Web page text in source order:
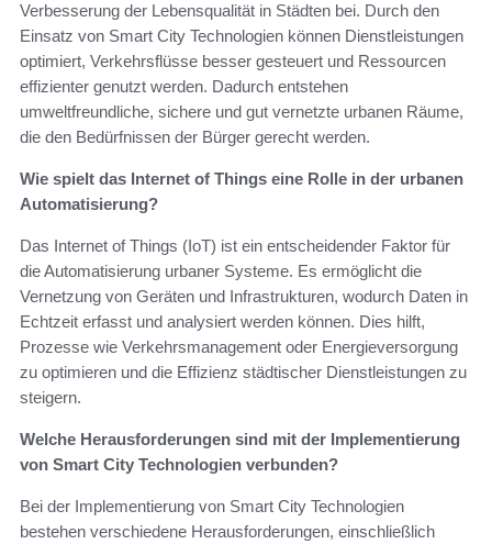
Verbesserung der Lebensqualität in Städten bei. Durch den
Einsatz von Smart City Technologien können Dienstleistungen
optimiert, Verkehrsflüsse besser gesteuert und Ressourcen
effizienter genutzt werden. Dadurch entstehen
umweltfreundliche, sichere und gut vernetzte urbanen Räume,
die den Bedürfnissen der Bürger gerecht werden.
Wie spielt das Internet of Things eine Rolle in der urbanen
Automatisierung?
Das Internet of Things (IoT) ist ein entscheidender Faktor für
die Automatisierung urbaner Systeme. Es ermöglicht die
Vernetzung von Geräten und Infrastrukturen, wodurch Daten in
Echtzeit erfasst und analysiert werden können. Dies hilft,
Prozesse wie Verkehrsmanagement oder Energieversorgung
zu optimieren und die Effizienz städtischer Dienstleistungen zu
steigern.
Welche Herausforderungen sind mit der Implementierung
von Smart City Technologien verbunden?
Bei der Implementierung von Smart City Technologien
bestehen verschiedene Herausforderungen, einschließlich